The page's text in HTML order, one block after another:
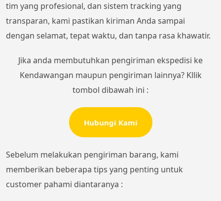
tim yang profesional, dan sistem tracking yang
transparan, kami pastikan kiriman Anda sampai
dengan selamat, tepat waktu, dan tanpa rasa khawatir.
Jika anda membutuhkan pengiriman ekspedisi ke
Kendawangan maupun pengiriman lainnya? Kllik
tombol dibawah ini :
Hubungi Kami
Sebelum melakukan pengiriman barang, kami
memberikan beberapa tips yang penting untuk
customer pahami diantaranya :